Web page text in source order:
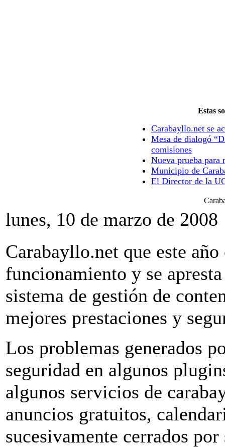
Estas
Carabayllo.net se
Mesa de dialogó
comisiones
Nueva prueba para
Municipio de
El Director de la
lunes, 10 de marzo de 2008
Carabayllo.net que este
funcionamiento y se
sistema de gestión de
mejores prestaciones y
Los problemas generados
seguridad en algunos
algunos servicios de
anuncios gratuitos,
sucesivamente cerrados